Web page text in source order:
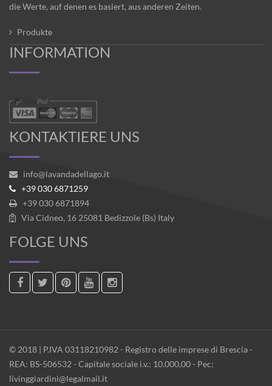
die Werte, auf denen es basiert, aus anderen Zeiten.
Produkte
INFORMATION
KONTAKTIERE UNS
info@lavandadellago.it
+39 030 6871259
+39 030 6871894
Via Cidneo, 16 25081 Bedizzole (Bs) Italy
FOLGE UNS
© 2018 | P.IVA 03118210982 - Registro delle imprese di Brescia -
REA: BS-506532 - Capitale sociale i.v.: 10.000,00 - Pec:
livinggiardini@legalmail.it